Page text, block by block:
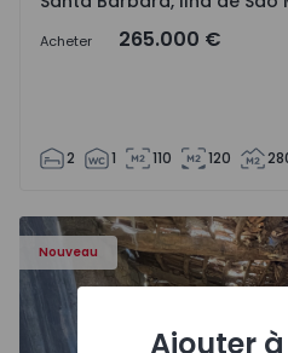
Acheter 265.000 €
2 1 110 120
Nouveau
Maison Vila Real, São Tomé
Ajouter